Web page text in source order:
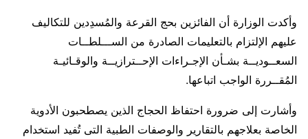
وأكدت الوزارة أن الفائزين بحج القرعة والمُسدِدين للتكاليف
عليهم الإلتزام بالتعليمات الصادرة من الســـلطــات
السعــوديــة بشـأن الإجـراءات الإحــترازيــة والوقـائيـة
المُقــررة الواجب اتباعها.
وأشارت إلى ضرورة احتفاظ الحجاج الذين يصطحبون الأدوية
الخاصة بعلاجهم بالتقارير والوصفات الطبية التى تُفيد استخدام